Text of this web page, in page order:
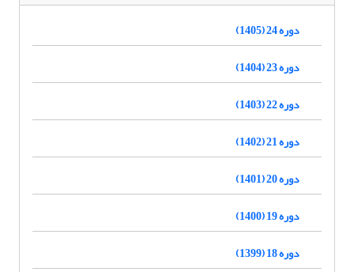
دوره 24 (1405)
دوره 23 (1404)
دوره 22 (1403)
دوره 21 (1402)
دوره 20 (1401)
دوره 19 (1400)
دوره 18 (1399)